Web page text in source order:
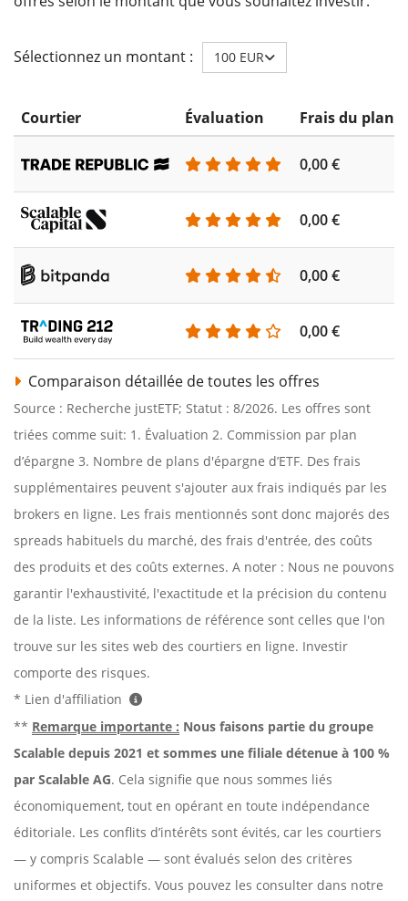
Sélectionnez un montant : 100 EUR
Courtier Évaluation Frais du plan
0,00 €
0,00 €
0,00 €
0,00 €
Comparaison détaillée de toutes les offres
Source : Recherche justETF; Statut : 8/2026. Les offres sont
triées comme suit: 1. Évaluation 2. Commission par plan
d’épargne 3. Nombre de plans d'épargne d’ETF. Des frais
supplémentaires peuvent s'ajouter aux frais indiqués par les
brokers en ligne. Les frais mentionnés sont donc majorés des
spreads habituels du marché, des frais d'entrée, des coûts
des produits et des coûts externes. A noter : Nous ne pouvons
garantir l'exhaustivité, l'exactitude et la précision du contenu
de la liste. Les informations de référence sont celles que l'on
trouve sur les sites web des courtiers en ligne. Investir
comporte des risques.
* Lien d'affiliation
** Remarque importante : Nous faisons partie du groupe
Scalable depuis 2021 et sommes une filiale détenue à 100 %
par Scalable AG. Cela signifie que nous sommes liés
économiquement, tout en opérant en toute indépendance
éditoriale. Les conflits d’intérêts sont évités, car les courtiers
— y compris Scalable — sont évalués selon des critères
uniformes et objectifs. Vous pouvez les consulter dans notre